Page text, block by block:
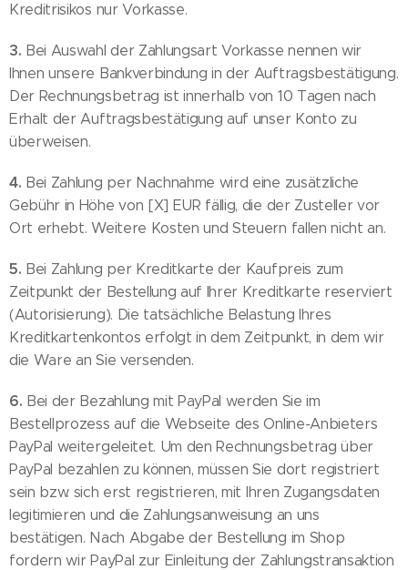
Kreditrisikos nur Vorkasse.
3. Bei Auswahl der Zahlungsart Vorkasse nennen wir
Ihnen unsere Bankverbindung in der Auftragsbestätigung.
Der Rechnungsbetrag ist innerhalb von 10 Tagen nach
Erhalt der Auftragsbestätigung auf unser Konto zu
überweisen.
4. Bei Zahlung per Nachnahme wird eine zusätzliche
Gebühr in Höhe von [X] EUR fällig, die der Zusteller vor
Ort erhebt. Weitere Kosten und Steuern fallen nicht an.
5. Bei Zahlung per Kreditkarte der Kaufpreis zum
Zeitpunkt der Bestellung auf Ihrer Kreditkarte reserviert
(Autorisierung). Die tatsächliche Belastung Ihres
Kreditkartenkontos erfolgt in dem Zeitpunkt, in dem wir
die Ware an Sie versenden.
6. Bei der Bezahlung mit PayPal werden Sie im
Bestellprozess auf die Webseite des Online-Anbieters
PayPal weitergeleitet. Um den Rechnungsbetrag über
PayPal bezahlen zu können, müssen Sie dort registriert
sein bzw. sich erst registrieren, mit Ihren Zugangsdaten
legitimieren und die Zahlungsanweisung an uns
bestätigen. Nach Abgabe der Bestellung im Shop
fordern wir PayPal zur Einleitung der Zahlungstransaktion